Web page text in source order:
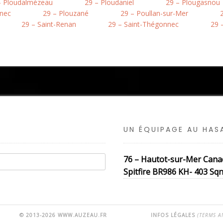
Ploudalmézeau 29 – Ploudaniel
29 – Plougasnou
29 – Plouzané 29 – Poullan-sur-Mer
29 – Saint-Renan
29 – Saint-Thégonnec 29
UN ÉQUIPAGE AU
76 – Hautot-sur-Mer
Spitfire BR986 KH- 403
© 2013-2026 WWW.AUZEAU.FR INFOS LÉGALES (TERMS